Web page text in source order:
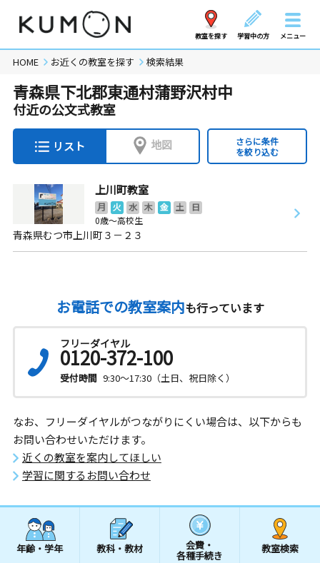
教室を探す 学習中の方 メニュー
HOME お近くの教室を探す 検索結果
青森県下北郡東通村蒲野沢村中
付近の公文式教室
リスト 地図
さらに条件
を絞り込む
上川町教室
月 火 水 木 金 土
日
0歳～高校生
青森県むつ市上川町３－２３
お電話での教室案内も行っています
フリーダイヤル
0120-372-100
受付時間 9:30～17:30（土日、祝日除く）
なお、フリーダイヤルがつながりにくい場合は、以下からも
お問い合わせいただけます。
近くの教室を案内してほしい
学習に関するお問い合わせ
年齢・学年 教科・教材 会費・
各種手続き
教室検索